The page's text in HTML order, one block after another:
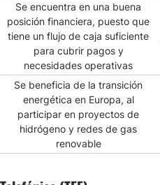
Se encuentra en una buena
posición financiera, puesto que
tiene un flujo de caja suficiente
para cubrir pagos y
necesidades operativas
Se beneficia de la transición
energética en Europa, al
participar en proyectos de
hidrógeno y redes de gas
renovable